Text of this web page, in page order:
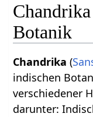
Botanik
Chandrika (
indischen
verschiedener
darunter: